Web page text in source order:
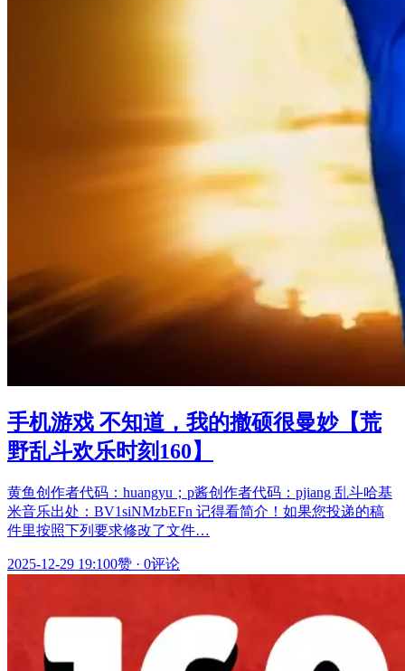
手机游戏 不知道，我的撤硕很曼妙【荒
野乱斗欢乐时刻160】
黄鱼创作者代码：huangyu；p酱创作者代码：pjiang 乱斗哈基
米音乐出处：BV1siNMzbEFn 记得看简介！如果您投递的稿
件里按照下列要求修改了文件…
2025-12-29 19:100赞 · 0评论